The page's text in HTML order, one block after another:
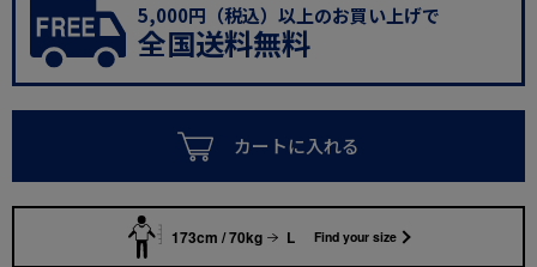
5,000円（税込）以上のお買い上げで
全国送料無料
カートに入れる
173cm / 70kg L Find your size